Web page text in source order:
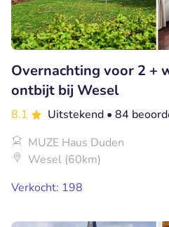
Overnachting voor 2 +
ontbijt bij Wesel
8.1 Uitstekend • 84
MUZE Haus Duden
Wesel (60km)
Verkocht: 198